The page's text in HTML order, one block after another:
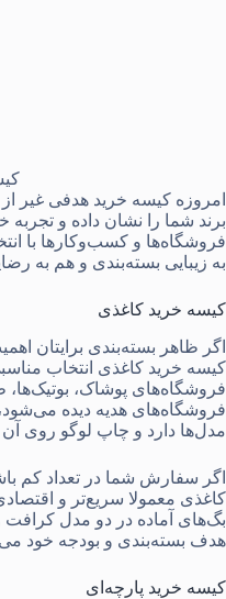
امروزه کیسه خرید هدفی غیر از
برند شما را نشان داده و
فروشگاه‌ها و کسب‌وکارها با
به زیبایی بسته‌بندی و هم به
کیسه خرید کاغذی
اگر ظاهر بسته‌بندی برایتان
کیسه خرید کاغذی انتخاب
فروشگاه‌های پوشاک، بوتیک‌ها،
فروشگاه‌های هدیه دیده
مدل‌ها دارد و چاپ لوگو روی آن
اگر سفارش شما در تعداد کم
کاغذی معمولا سریع‌تر و
بگ‌های آماده در دو مدل کرافت
هدف بسته‌بندی و بودجه خود
کیسه خرید پارچه‌ای